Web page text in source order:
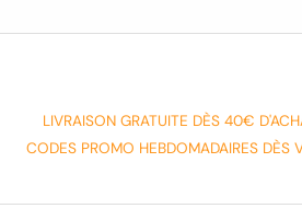
LIVRAISON GRATUITE DÈS 40€
CODES PROMO HEBDOMADAIRES DÈS